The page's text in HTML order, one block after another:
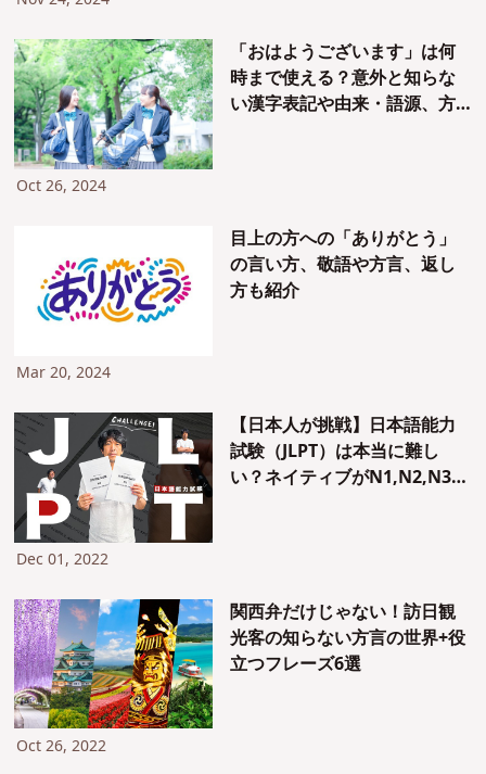
「おはようございます」は何
時まで使える？意外と知らな
い漢字表記や由来・語源、方
Oct 26, 2024
目上の方への「ありがとう」
の言い方、敬語や方言、返し
方も紹介
Mar 20, 2024
【日本人が挑戦】日本語能力
試験（JLPT）は本当に難し
い？ネイティブがN1,N2,N3問
Dec 01, 2022
関西弁だけじゃない！訪日観
光客の知らない方言の世界+役
立つフレーズ6選
Oct 26, 2022